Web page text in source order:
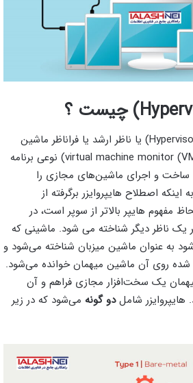
) چیست ؟
هایپروایزر (به انگلیسی: Hypervisor) یا ناظر ارشد یا فراناظر ماشین
مجازی (به انگلیسی: virtual machine monitor (VMM)) نوعی برنامه
ساخت و اجرای ماشین‌های مجازی را
اصطلاح هایپروایزر برگرفته از
مفهوم هایپر بالاتر از سوپر است، در
یک ناظر دیگر شناخته می شود. ماشینی که
به عنوان ماشین میزبان شناخته می‌شود و
روی آن ماشین میهمان خوانده می‌شود.
یک سخت‌افزار مجازی فراهم و آن
شاملدو گونه می‌شود که در زیر